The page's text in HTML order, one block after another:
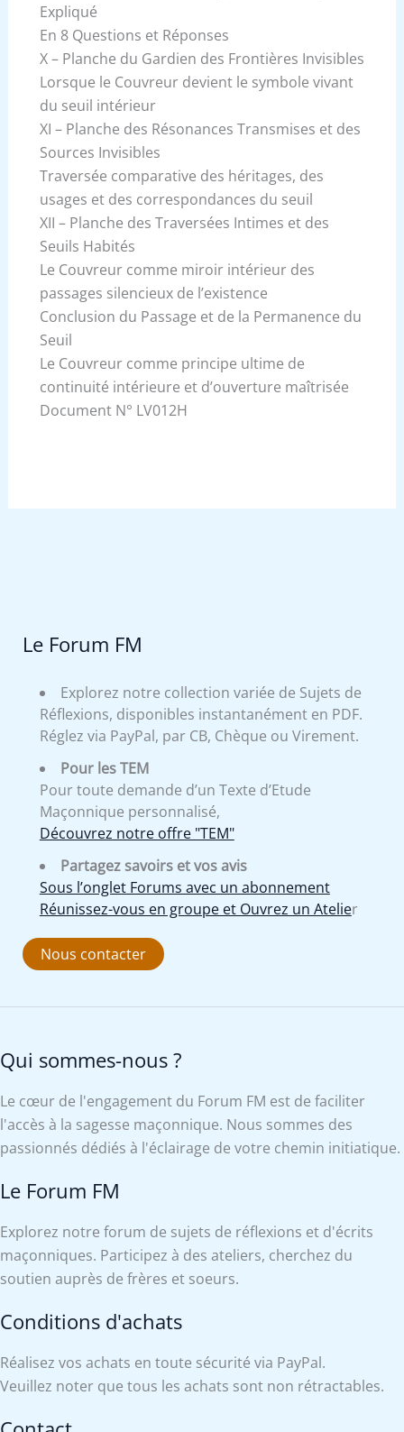
Expliqué
En 8 Questions et Réponses
X – Planche du Gardien des Frontières Invisibles
Lorsque le Couvreur devient le symbole vivant
du seuil intérieur
XI – Planche des Résonances Transmises et des
Sources Invisibles
Traversée comparative des héritages, des
usages et des correspondances du seuil
XII – Planche des Traversées Intimes et des
Seuils Habités
Le Couvreur comme miroir intérieur des
passages silencieux de l’existence
Conclusion du Passage et de la Permanence du
Seuil
Le Couvreur comme principe ultime de
continuité intérieure et d’ouverture maîtrisée
Document N° LV012H
Le Forum FM
Explorez notre collection variée de Sujets de
Réflexions, disponibles instantanément en PDF.
Réglez via PayPal, par CB, Chèque ou Virement.
Pour les TEM
Pour toute demande d’un Texte d’Etude
Maçonnique personnalisé,
Découvrez notre offre "TEM"
Partagez savoirs et vos avis
Sous l’onglet Forums avec un abonnement
Réunissez-vous en groupe et Ouvrez un Atelier
Nous contacter
Qui sommes-nous ?
Le cœur de l'engagement du Forum FM est de faciliter
l'accès à la sagesse maçonnique. Nous sommes des
passionnés dédiés à l'éclairage de votre chemin initiatique.
Le Forum FM
Explorez notre forum de sujets de réflexions et d'écrits
maçonniques. Participez à des ateliers, cherchez du
soutien auprès de frères et soeurs.
Conditions d'achats
Réalisez vos achats en toute sécurité via PayPal.
Veuillez noter que tous les achats sont non rétractables.